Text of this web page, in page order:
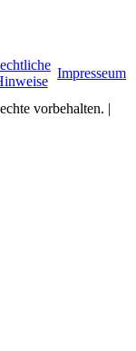
Impresseum
vorbehalten. |